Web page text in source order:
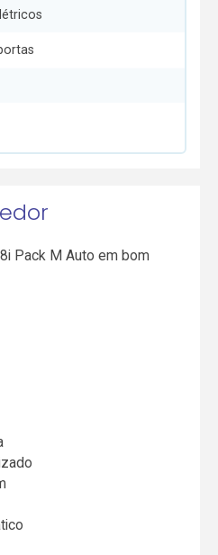
Pack M Auto em bom